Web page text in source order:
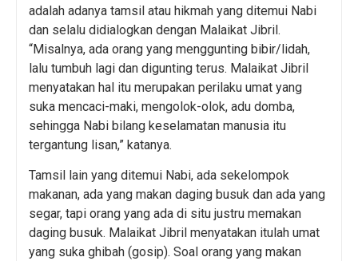
adalah adanya tamsil atau hikmah yang ditemui Nabi
dan selalu didialogkan dengan Malaikat Jibril.
“Misalnya, ada orang yang menggunting bibir/lidah,
lalu tumbuh lagi dan digunting terus. Malaikat Jibril
menyatakan hal itu merupakan perilaku umat yang
suka mencaci-maki, mengolok-olok, adu domba,
sehingga Nabi bilang keselamatan manusia itu
tergantung lisan,” katanya.
Tamsil lain yang ditemui Nabi, ada sekelompok
makanan, ada yang makan daging busuk dan ada yang
segar, tapi orang yang ada di situ justru memakan
daging busuk. Malaikat Jibril menyatakan itulah umat
yang suka ghibah (gosip). Soal orang yang makan